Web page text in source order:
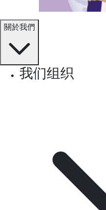
關於我們
我们组织